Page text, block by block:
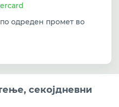
одреден промет во
секојдневни